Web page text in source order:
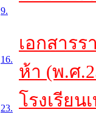
9.
16.
23.
เอกสาร
ห้า (พ.ศ
โรงเรีย